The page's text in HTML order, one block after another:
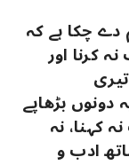
دے چکا ہے کہ
کرنا اور
بڑھاپے
کہنا، نہ
ادب و